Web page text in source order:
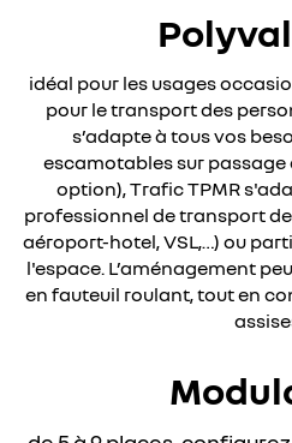
idéal pour les usages
pour le transport des
s’adapte à tous vos
escamotables sur passage
option), Trafic TPMR
professionnel de transport
aéroport-hotel, VSL,…) ou
l'espace. L’aménagement
en fauteuil roulant, tout en